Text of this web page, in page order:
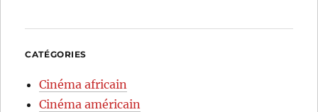
CATÉGORIES
Cinéma africain
Cinéma américain